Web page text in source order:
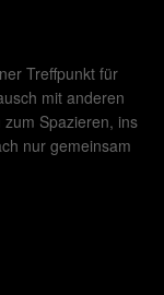
Treffpunkt für
mit anderen
Spazieren, ins
nur gemeinsam